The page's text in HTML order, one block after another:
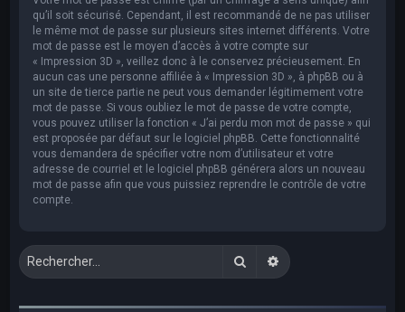
qu’il soit sécurisé. Cependant, il est recommandé de ne pas utiliser
le même mot de passe sur plusieurs sites internet différents. Votre
mot de passe est le moyen d’accès à votre compte sur
« Impression 3D », veillez donc à le conservez précieusement. En
aucun cas une personne affiliée à « Impression 3D », à phpBB ou à
un site de tierce partie ne peut vous demander légitimement votre
mot de passe. Si vous oubliez le mot de passe de votre compte,
vous pouvez utiliser la fonction « J’ai perdu mon mot de passe » qui
est proposée par défaut sur le logiciel phpBB. Cette fonctionnalité
vous demandera de spécifier votre nom d’utilisateur et votre
adresse de courriel et le logiciel phpBB générera alors un nouveau
mot de passe afin que vous puissiez reprendre le contrôle de votre
compte.
RechercherRecherche avancée